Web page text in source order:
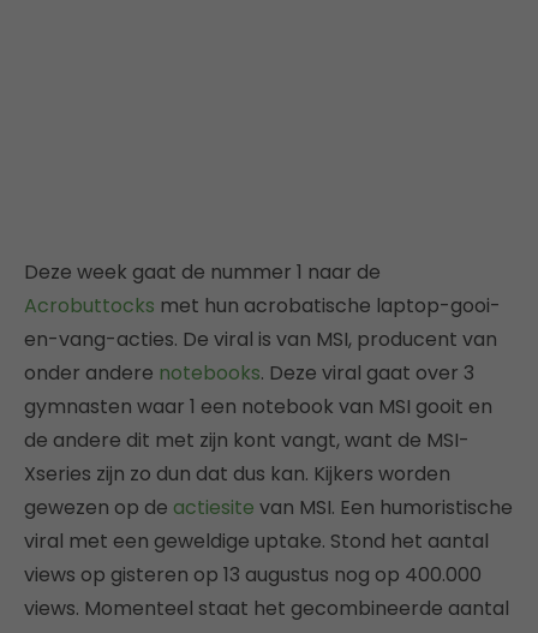
Deze week gaat de nummer 1 naar de
Acrobuttocks met hun acrobatische laptop-gooi-
en-vang-acties. De viral is van MSI, producent van
onder andere notebooks. Deze viral gaat over 3
gymnasten waar 1 een notebook van MSI gooit en
de andere dit met zijn kont vangt, want de MSI-
Xseries zijn zo dun dat dus kan. Kijkers worden
gewezen op de actiesite van MSI. Een humoristische
viral met een geweldige uptake. Stond het aantal
views op gisteren op 13 augustus nog op 400.000
views. Momenteel staat het gecombineerde aantal